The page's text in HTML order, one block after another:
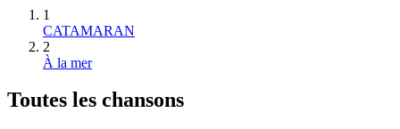
1
CATAMARAN
2
À la mer
Toutes les chansons